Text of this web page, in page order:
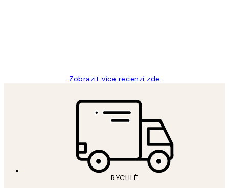
Zobrazit více recenzí zde
RYCHLÉ